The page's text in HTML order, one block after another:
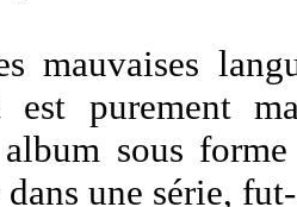
mauvaises
est purement
sous
une série,